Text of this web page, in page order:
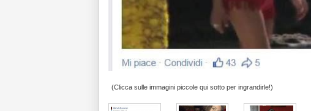
(Clicca sulle immagini piccole qui sotto per ingrandirle!)